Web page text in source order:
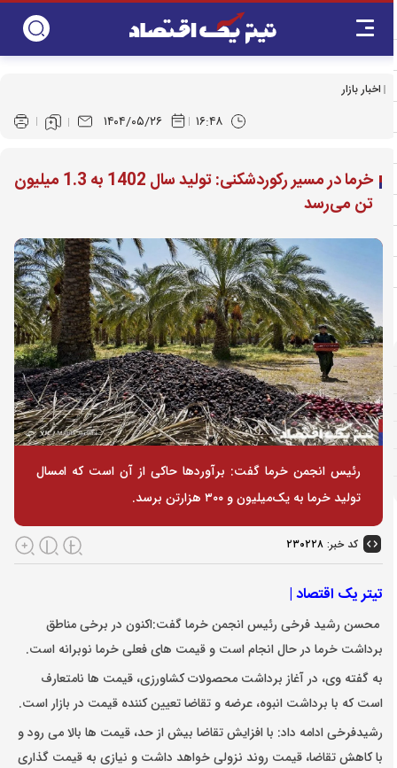
اخبار بازار
۱۴۰۴/۰۵/۲۶ ۱۶:۴۸
خرما در مسیر رکوردشکنی: تولید سال 1402 به 1.3 میلیون
تن می‌رسد
رئیس انجمن خرما گفت: برآورد‌ها حاکی از آن است که امسال
تولید خرما به یک‌میلیون و ۳۰۰ هزارتن برسد.
کد خبر: ۲۳۰۲۲۸
تیتر یک اقتصاد |
محسن رشید فرخی رئیس انجمن خرما گفت:اکنون در برخی مناطق
برداشت خرما در حال انجام است و قیمت های فعلی خرما نوبرانه است.
به گفته وی، در آغاز برداشت محصولات کشاورزی، قیمت ها نامتعارف
است که با برداشت انبوه، عرضه و تقاضا تعیین کننده قیمت در بازار است.
رشیدفرخی ادامه داد: با افزایش تقاضا بیش از حد، قیمت ها بالا می رود و
با کاهش تقاضا، قیمت روند نزولی خواهد داشت و نیازی به قیمت گذاری